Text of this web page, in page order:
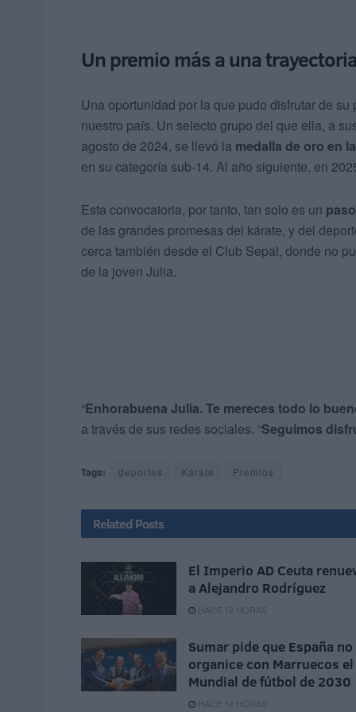
Un premio más a una
Una oportunidad por la que pudo disfrutar de
nuestro país. Un selecto grupo del que ella, a
agosto de 2024, se llevó la medalla de oro en
en su categoría sub-14. Al año siguiente, en
Esta convocatoria, por tanto, tan solo es un
de las grandes promesas del kárate, y del
cerca también desde el Club Sepai, donde no
de la joven Julia.
“Enhorabuena Julia. Te mereces todo lo
a través de sus redes sociales. “Seguimos
Tags: deportes Kárate Premios
Related Posts
El Imperio AD Ceuta
a Alejandro Rodríguez
HACE 12 HORAS
Sumar pide que España no
organice con Marruecos el
Mundial de fútbol de 2030
HACE 14 HORAS